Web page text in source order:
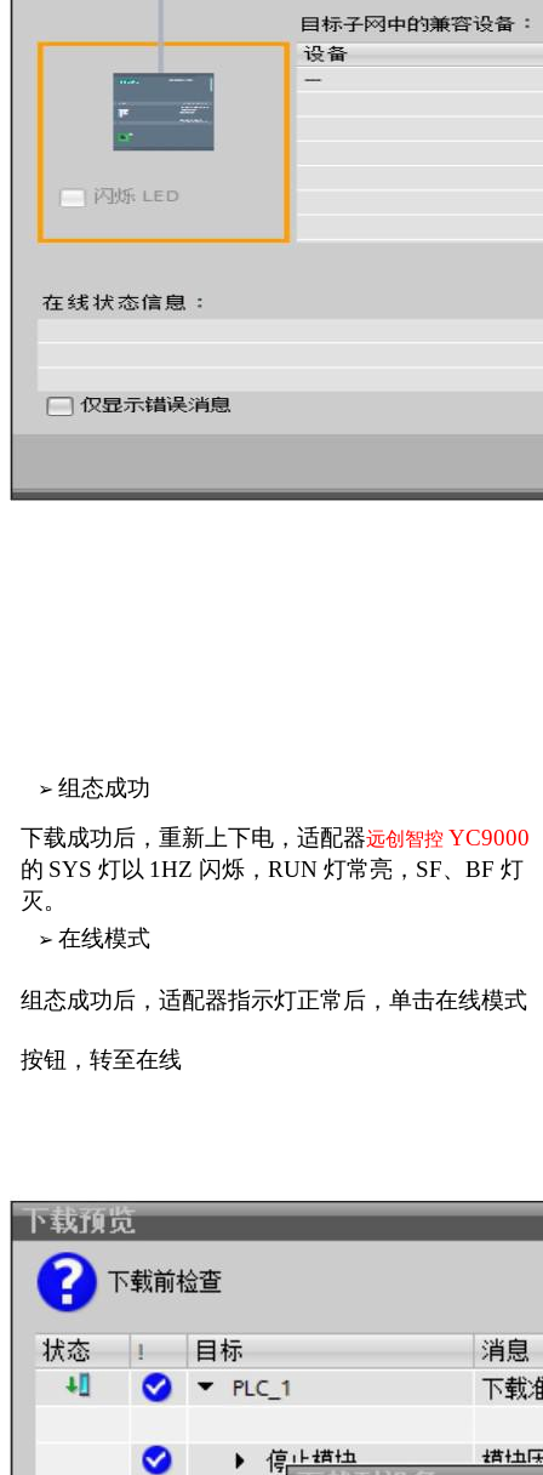
➢ 组态成功
下载成功后，重新上下电，适配器远创智控 YC9000
的 SYS 灯以 1HZ 闪烁， RUN 灯常亮， SF、 BF 灯
灭。
➢ 在线模式
组 态成功后 ，适配器指示灯正常后，单击在线模式
按钮 ，转至在线